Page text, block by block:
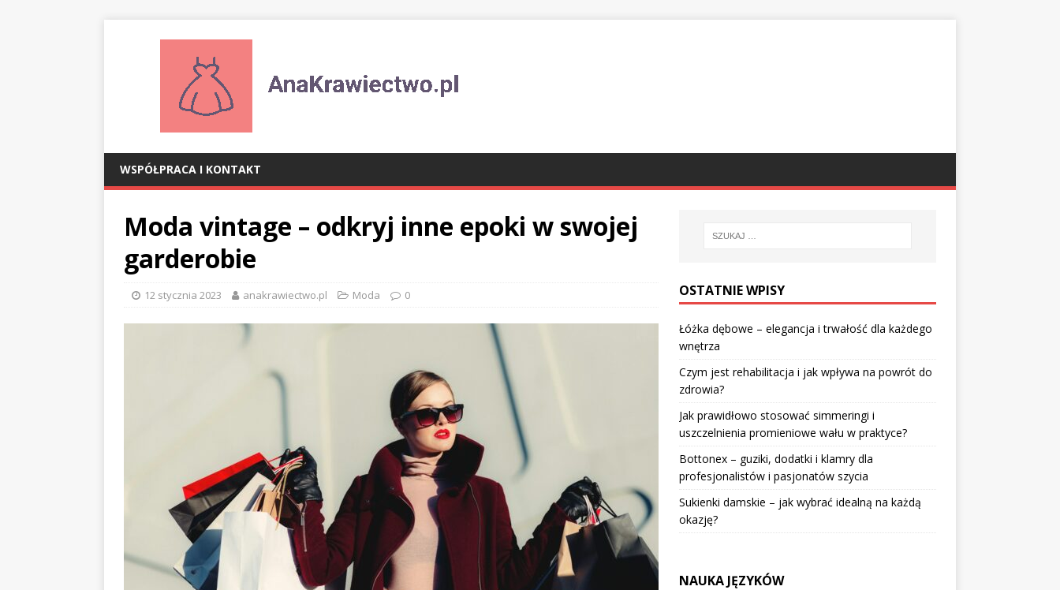
WSPÓŁPRACA I KONTAKT
Moda vintage – odkryj inne epoki w swojej
garderobie
12 stycznia 2023 anakrawiectwo.pl Moda 0 OSTATNIE WPISY
Łóżka dębowe – elegancja i trwałość dla każdego
wnętrza
Czym jest rehabilitacja i jak wpływa na powrót do
zdrowia?
Jak prawidłowo stosować simmeringi i
uszczelnienia promieniowe wału w praktyce?
Bottonex – guziki, dodatki i klamry dla
profesjonalistów i pasjonatów szycia
Sukienki damskie – jak wybrać idealną na każdą
okazję?
NAUKA JĘZYKÓW